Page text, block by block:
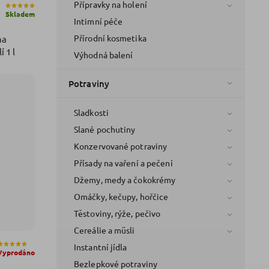
Přípravky na holení
Intimní péče
Přírodní kosmetika
Výhodná balení
Potraviny
Sladkosti
Slané pochutiny
Konzervované potraviny
Přísady na vaření a pečení
Džemy, medy a čokokrémy
Omáčky, kečupy, hořčice
Těstoviny, rýže, pečivo
Cereálie a müsli
Instantní jídla
Bezlepkové potraviny
1 l
Skladem